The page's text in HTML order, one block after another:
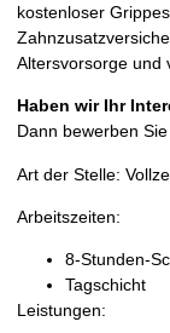
kostenloser
Altersvorsorge und
Haben wir Ihr
Dann bewerben
Art der Stelle:
Arbeitszeiten:
8-Stunden-
Tagschicht
Leistungen: